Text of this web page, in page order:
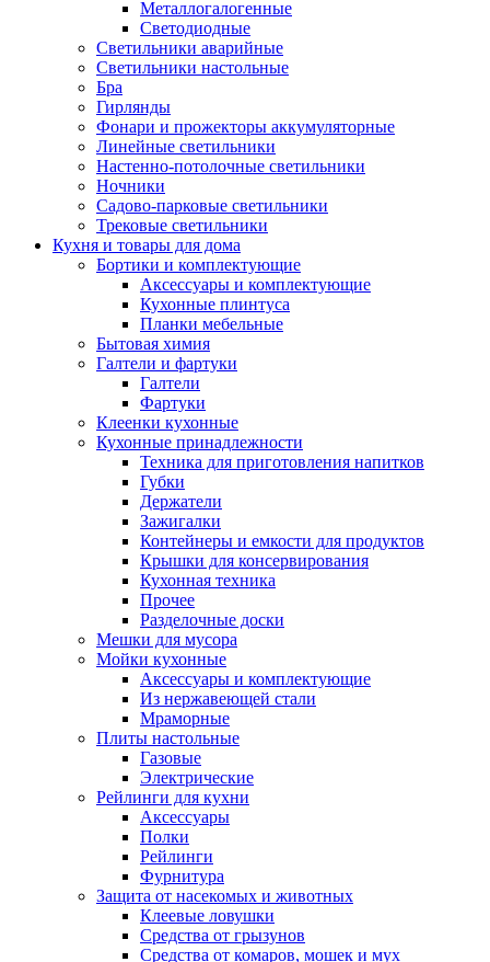
Металлогалогенные
Светодиодные
Светильники аварийные
Светильники настольные
Бра
Гирлянды
Фонари и прожекторы аккумуляторные
Линейные светильники
Настенно-потолочные светильники
Ночники
Садово-парковые светильники
Трековые светильники
Кухня и товары для дома
Бортики и комплектующие
Аксессуары и комплектующие
Кухонные плинтуса
Планки мебельные
Бытовая химия
Галтели и фартуки
Галтели
Фартуки
Клеенки кухонные
Кухонные принадлежности
Техника для приготовления напитков
Губки
Держатели
Зажигалки
Контейнеры и емкости для продуктов
Крышки для консервирования
Кухонная техника
Прочее
Разделочные доски
Мешки для мусора
Мойки кухонные
Аксессуары и комплектующие
Из нержавеющей стали
Мраморные
Плиты настольные
Газовые
Электрические
Рейлинги для кухни
Аксессуары
Полки
Рейлинги
Фурнитура
Защита от насекомых и животных
Клеевые ловушки
Средства от грызунов
Средства от комаров, мошек и мух